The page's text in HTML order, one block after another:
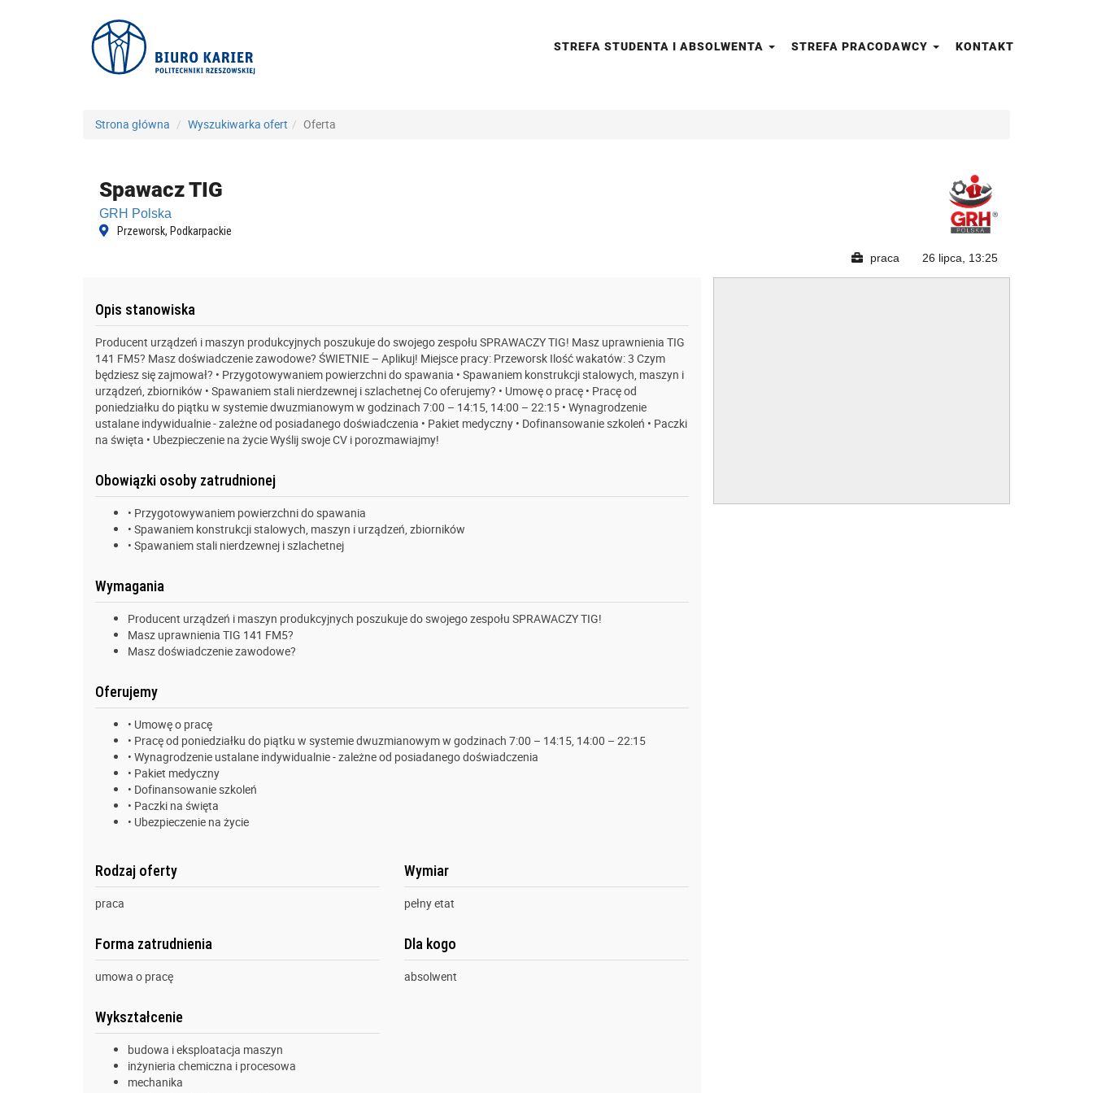
STREFA STUDENTA I ABSOLWENTA STREFA PRACODAWCY KONTAKT
Strona główna Wyszukiwarka ofert Oferta
Spawacz TIG
GRH Polska
Przeworsk, Podkarpackie
praca 26 lipca, 13:25
Opis stanowiska
Producent urządzeń i maszyn produkcyjnych poszukuje do swojego zespołu SPRAWACZY TIG! Masz uprawnienia TIG
141 FM5? Masz doświadczenie zawodowe? ŚWIETNIE – Aplikuj! Miejsce pracy: Przeworsk Ilość wakatów: 3 Czym
będziesz się zajmował? • Przygotowywaniem powierzchni do spawania • Spawaniem konstrukcji stalowych, maszyn i
urządzeń, zbiorników • Spawaniem stali nierdzewnej i szlachetnej Co oferujemy? • Umowę o pracę • Pracę od
poniedziałku do piątku w systemie dwuzmianowym w godzinach 7:00 – 14:15, 14:00 – 22:15 • Wynagrodzenie
ustalane indywidualnie - zależne od posiadanego doświadczenia • Pakiet medyczny • Dofinansowanie szkoleń • Paczki
na święta • Ubezpieczenie na życie Wyślij swoje CV i porozmawiajmy!
Obowiązki osoby zatrudnionej
• Przygotowywaniem powierzchni do spawania
• Spawaniem konstrukcji stalowych, maszyn i urządzeń, zbiorników
• Spawaniem stali nierdzewnej i szlachetnej
Wymagania
Producent urządzeń i maszyn produkcyjnych poszukuje do swojego zespołu SPRAWACZY TIG!
Masz uprawnienia TIG 141 FM5?
Masz doświadczenie zawodowe?
Oferujemy
• Umowę o pracę
• Pracę od poniedziałku do piątku w systemie dwuzmianowym w godzinach 7:00 – 14:15, 14:00 – 22:15
• Wynagrodzenie ustalane indywidualnie - zależne od posiadanego doświadczenia
• Pakiet medyczny
• Dofinansowanie szkoleń
• Paczki na święta
• Ubezpieczenie na życie
Rodzaj oferty
praca
Wymiar
pełny etat
Forma zatrudnienia
umowa o pracę
Dla kogo
absolwent
Wykształcenie
budowa i eksploatacja maszyn
inżynieria chemiczna i procesowa
mechanika